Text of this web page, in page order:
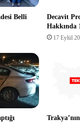
Belli
Decavit
Hakkında
17 Eylül